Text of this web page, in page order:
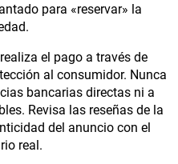
para «reservar» la
el pago a través de
al consumidor. Nunca
bancarias directas ni a
Revisa las reseñas de la
del anuncio con el
real.